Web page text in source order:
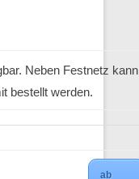
Neben Festnetz kann
bestellt werden.
ab